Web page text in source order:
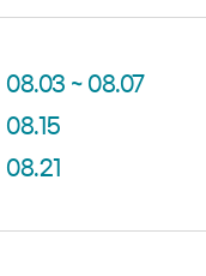
08.03 ~ 08.07
08.15
08.21